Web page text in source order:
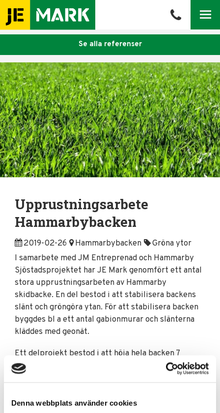
Denna webbplats använder cookies
Meny
Se alla referenser
Upprustningsarbete
Hammarbybacken
2019-02-26 Hammarbybacken
Gröna ytor
I samarbete med JM Entreprenad och Hammarby
Sjöstadsprojektet har JE Mark genomfört ett antal
stora upprustningsarbeten av Hammarby
skidbacke. En del bestod i att stabilisera backens
slänt och gröngöra ytan. För att stabilisera backen
byggdes bl a ett antal gabionmurar och slänterna
kläddes med geonät.
Ett delprojekt bestod i att höja hela backen 7
meter. För detta behövdes stora mängder med
fyllnadsmassor. Dessa massor fanns på nära håll,
Sjöstad.